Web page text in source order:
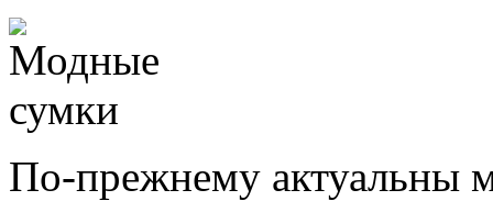
По-прежнему актуальны